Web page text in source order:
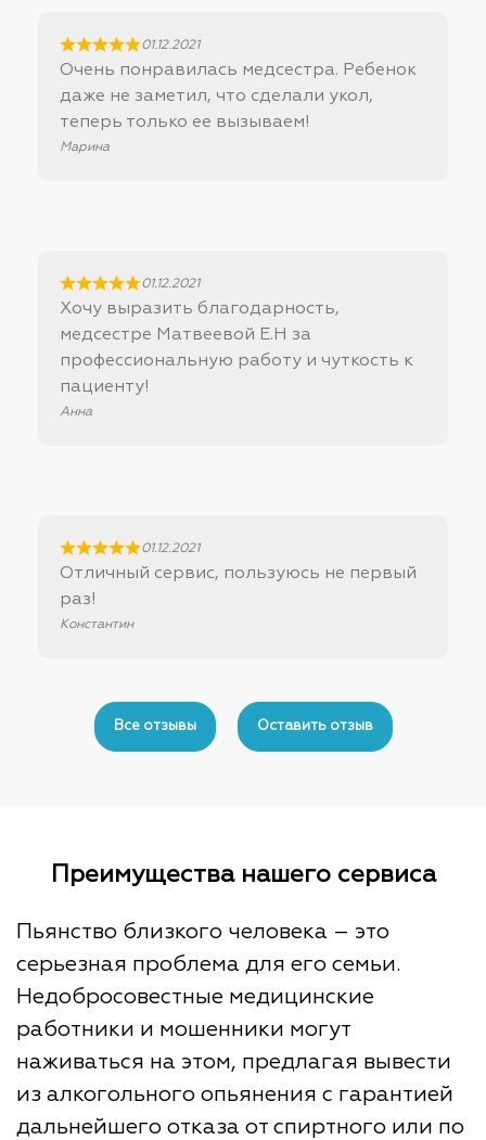
01.12.2021
Очень понравилась медсестра. Ребенок
даже не заметил, что сделали укол,
теперь только ее вызываем!
Марина
01.12.2021
Хочу выразить благодарность,
медсестре Матвеевой Е.Н за
профессиональную работу и чуткость к
пациенту!
Анна
01.12.2021
Отличный сервис, пользуюсь не первый
раз!
Константин
Все отзывы Оставить отзыв
Преимущества нашего сервиса
Пьянство близкого человека ― это
серьезная проблема для его семьи.
Недобросовестные медицинские
работники и мошенники могут
наживаться на этом, предлагая вывести
из алкогольного опьянения с гарантией
дальнейшего отказа от спиртного или по